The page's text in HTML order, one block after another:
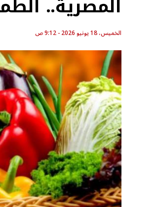
المصرية..
الخميس، 18 يونيو 2026 - 9:12 ص